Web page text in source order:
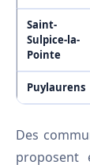
Saint-
Sulpice-la-
Pointe
Puylaurens
Des
proposent